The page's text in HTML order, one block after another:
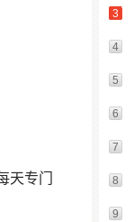
专门
3
4
5
6
7
8
9